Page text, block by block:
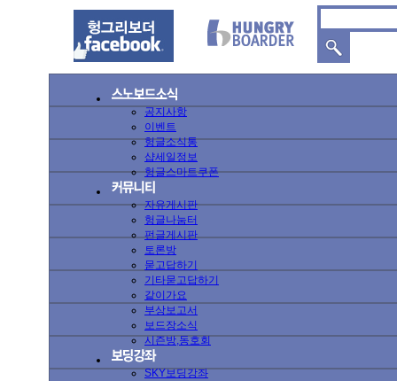
공지사항
이벤트
헝글소식통
샵세일정보
헝글스마트쿠폰
자유게시판
헝글나눔터
펀글게시판
토론방
묻고답하기
기타묻고답하기
같이가요
부상보고서
보드장소식
시즌방,동호회
SKY보딩강좌